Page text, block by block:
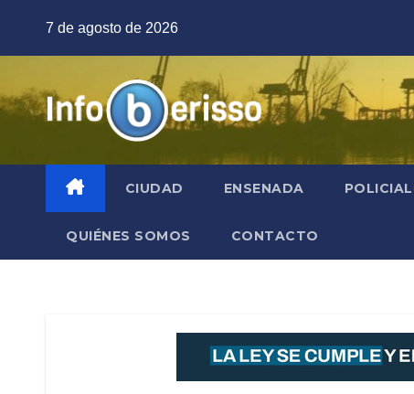
7 de agosto de 2026
CIUDAD ENSENADA
QUIÉNES SOMOS CONTACTO